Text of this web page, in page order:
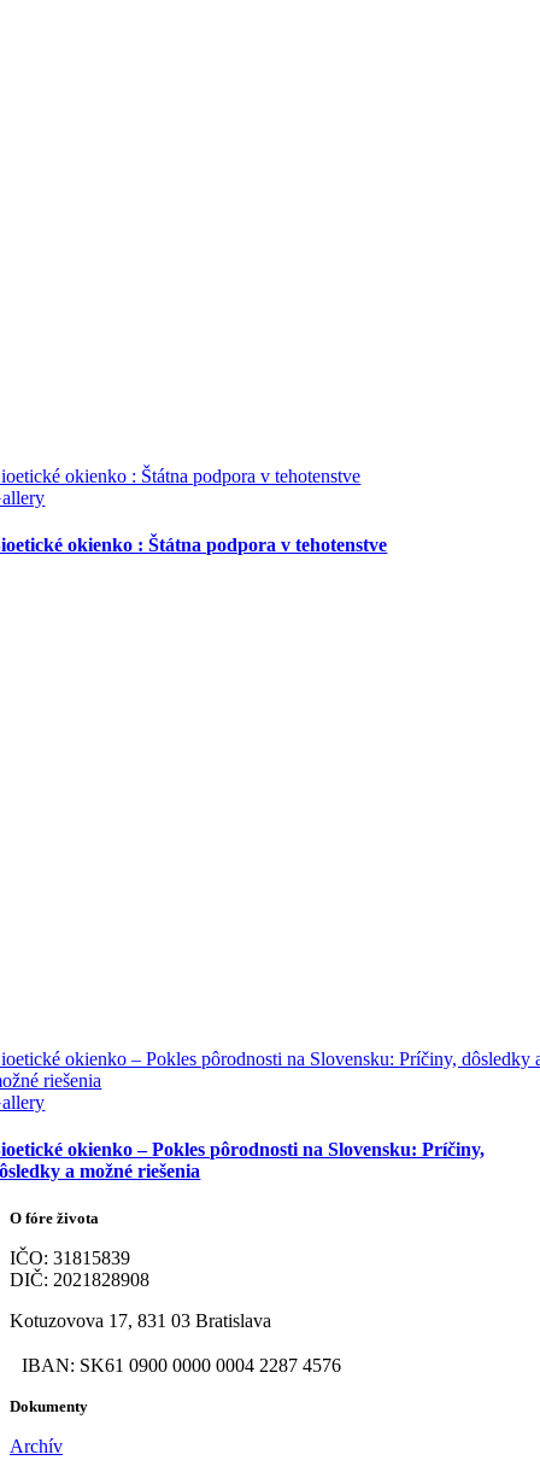
okienko : Štátna podpora v tehotenstve
okienko : Štátna podpora v tehotenstve
okienko – Pokles pôrodnosti na Slovensku: Príčiny, dôsledky
riešenia
okienko – Pokles pôrodnosti na Slovensku: Príčiny,
a možné riešenia
O fóre života
IČO: 31815839
DIČ: 2021828908
Kotuzovova 17, 831 03 Bratislava
IBAN: SK61 0900 0000 0004 2287 4576
Dokumenty
Archív